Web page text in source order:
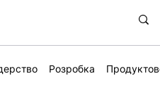
Розробка